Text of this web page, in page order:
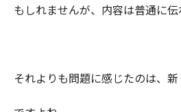
もしれませんが、内容は普通に伝
それよりも問題に感じたのは、